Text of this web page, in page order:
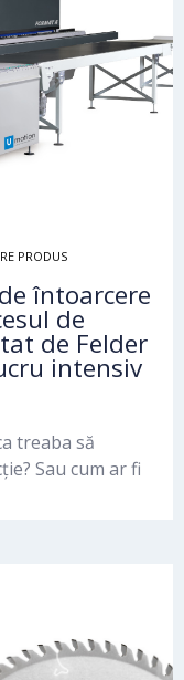
PRODUS
întoarcere
de
de Felder
intensiv
treaba să
Sau cum ar fi